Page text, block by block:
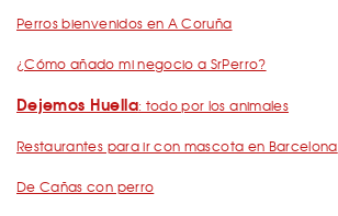
Perros bienvenidos en A Coruña
¿Cómo añado mi negocio a SrPerro?
Dejemos Huella: todo por los animales
Restaurantes para ir con mascota en Barcelona
De Cañas con perro